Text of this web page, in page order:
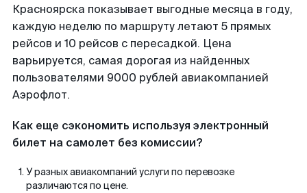
Красноярска показывает выгодные месяца в году,
каждую неделю по маршруту летают 5 прямых
рейсов и 10 рейсов с пересадкой. Цена
варьируется, самая дорогая из найденных
пользователями 9000 рублей авиакомпанией
Аэрофлот.
Как еще сэкономить используя электронный
билет на самолет без комиссии?
У разных авиакомпаний услуги по перевозке
различаются по цене.